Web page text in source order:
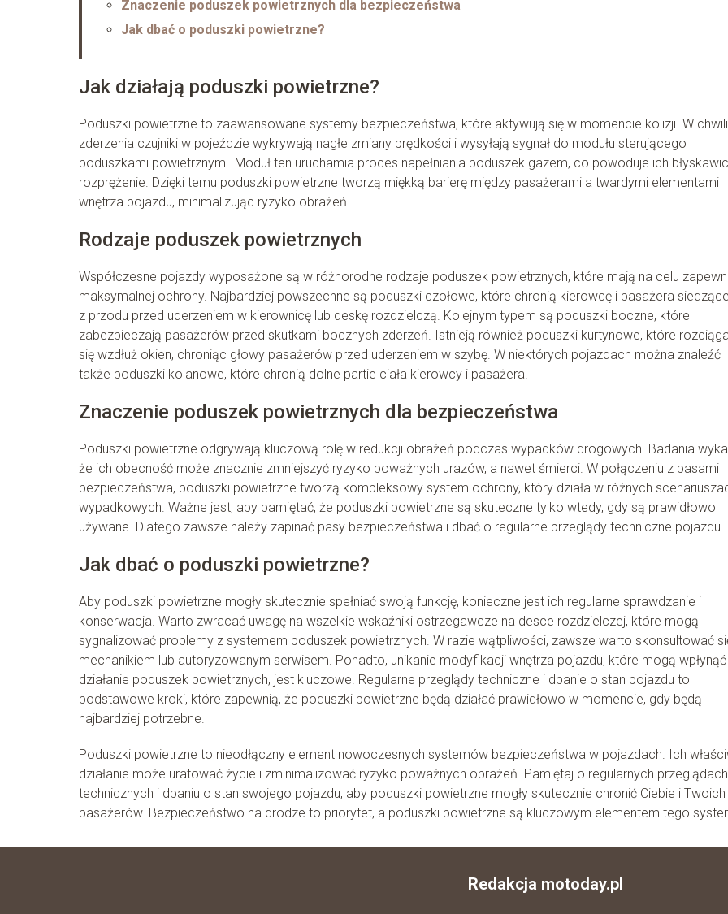
Znaczenie poduszek powietrznych dla bezpieczeństwa
Jak dbać o poduszki powietrzne?
Jak działają poduszki powietrzne?
Poduszki powietrzne to zaawansowane systemy bezpieczeństwa, które aktywują się w momencie kolizji. W chwili
zderzenia czujniki w pojeździe wykrywają nagłe zmiany prędkości i wysyłają sygnał do modułu sterującego
poduszkami powietrznymi. Moduł ten uruchamia proces napełniania poduszek gazem, co powoduje ich
rozprężenie. Dzięki temu poduszki powietrzne tworzą miękką barierę między pasażerami a twardymi elementami
wnętrza pojazdu, minimalizując ryzyko obrażeń.
Rodzaje poduszek powietrznych
Współczesne pojazdy wyposażone są w różnorodne rodzaje poduszek powietrznych, które mają na celu
maksymalnej ochrony. Najbardziej powszechne są poduszki czołowe, które chronią kierowcę i pasażera
z przodu przed uderzeniem w kierownicę lub deskę rozdzielczą. Kolejnym typem są poduszki boczne, które
zabezpieczają pasażerów przed skutkami bocznych zderzeń. Istnieją również poduszki kurtynowe, które
się wzdłuż okien, chroniąc głowy pasażerów przed uderzeniem w szybę. W niektórych pojazdach można znaleźć
także poduszki kolanowe, które chronią dolne partie ciała kierowcy i pasażera.
Znaczenie poduszek powietrznych dla bezpieczeństwa
Poduszki powietrzne odgrywają kluczową rolę w redukcji obrażeń podczas wypadków drogowych. Badania
że ich obecność może znacznie zmniejszyć ryzyko poważnych urazów, a nawet śmierci. W połączeniu z pasami
bezpieczeństwa, poduszki powietrzne tworzą kompleksowy system ochrony, który działa w różnych
wypadkowych. Ważne jest, aby pamiętać, że poduszki powietrzne są skuteczne tylko wtedy, gdy są prawidłowo
używane. Dlatego zawsze należy zapinać pasy bezpieczeństwa i dbać o regularne przeglądy techniczne pojazdu.
Jak dbać o poduszki powietrzne?
Aby poduszki powietrzne mogły skutecznie spełniać swoją funkcję, konieczne jest ich regularne sprawdzanie i
konserwacja. Warto zwracać uwagę na wszelkie wskaźniki ostrzegawcze na desce rozdzielczej, które mogą
sygnalizować problemy z systemem poduszek powietrznych. W razie wątpliwości, zawsze warto skonsultować
mechanikiem lub autoryzowanym serwisem. Ponadto, unikanie modyfikacji wnętrza pojazdu, które mogą
działanie poduszek powietrznych, jest kluczowe. Regularne przeglądy techniczne i dbanie o stan pojazdu to
podstawowe kroki, które zapewnią, że poduszki powietrzne będą działać prawidłowo w momencie, gdy będą
najbardziej potrzebne.
Poduszki powietrzne to nieodłączny element nowoczesnych systemów bezpieczeństwa w pojazdach. Ich
działanie może uratować życie i zminimalizować ryzyko poważnych obrażeń. Pamiętaj o regularnych przeglądach
technicznych i dbaniu o stan swojego pojazdu, aby poduszki powietrzne mogły skutecznie chronić Ciebie i Twoich
pasażerów. Bezpieczeństwo na drodze to priorytet, a poduszki powietrzne są kluczowym elementem tego
Redakcja motoday.pl